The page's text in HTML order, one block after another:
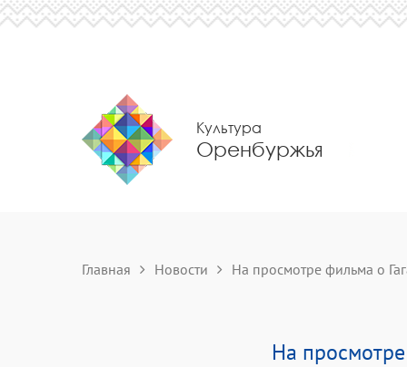
Культура
Оренбуржья
Главная Новости На просмотре фильма о
На